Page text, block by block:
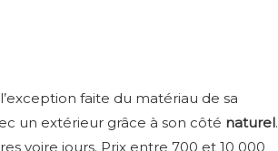
faite du matériau de sa
un extérieur grâce à son côté naturel.
voire jours. Prix entre 700 et 10 000